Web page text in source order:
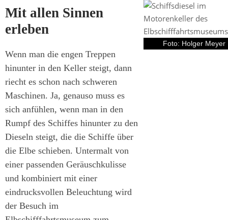
Mit allen Sinnen
erleben
Wenn man die engen Treppen
hinunter in den Keller steigt, dann
riecht es schon nach schweren
Maschinen. Ja, genauso muss es
sich anfühlen, wenn man in den
Rumpf des Schiffes hinunter zu den
Dieseln steigt, die die Schiffe über
die Elbe schieben. Untermalt von
einer passenden Geräuschkulisse
und kombiniert mit einer
eindrucksvollen Beleuchtung wird
der Besuch im
Foto: Holger Meyer